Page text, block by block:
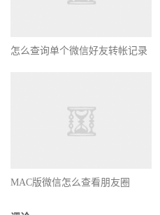
怎么查询单个微信好友转帐记录
MAC版微信怎么查看朋友圈